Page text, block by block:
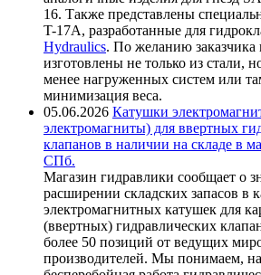
16. Также представлены
T-17A, разработанные для
Hydraulics. По желанию заказчика
изготовлены не только из стали,
менее нагруженных систем или
минимизация веса.
05.06.2026 Катушки
электромагниты) для ввертных
клапанов в наличии на складе в
СПб.
Магазин гидравлики сообщает о
расширении складских запасов в
электромагнитных катушек для
(ввертных) гидравлических
более 50 позиций от ведущих
производителей. Мы понимаем,